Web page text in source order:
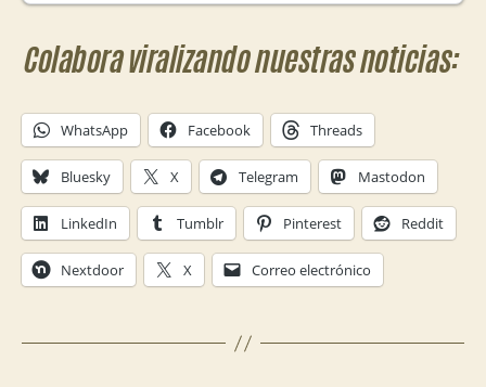
Colabora viralizando nuestras noticias:
WhatsApp Facebook Threads
Bluesky X Telegram Mastodon
LinkedIn Tumblr Pinterest Reddit
Nextdoor X Correo electrónico